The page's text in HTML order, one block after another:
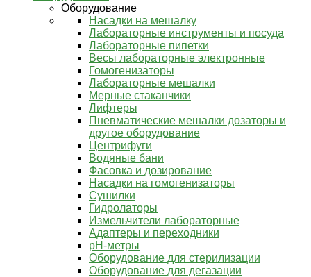
Оборудование
Насадки на мешалку
Лабораторные инструменты и посуда
Лабораторные пипетки
Весы лабораторные электронные
Гомогенизаторы
Лабораторные мешалки
Мерные стаканчики
Лифтеры
Пневматические мешалки дозаторы и
другое оборудование
Центрифуги
Водяные бани
Фасовка и дозирование
Насадки на гомогенизаторы
Сушилки
Гидролаторы
Измельчители лабораторные
Адаптеры и переходники
pH-метры
Оборудование для стерилизации
Оборудование для дегазации